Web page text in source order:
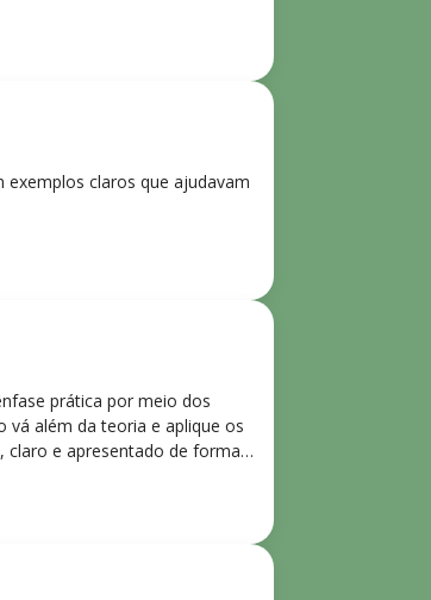
claros que ajudavam
prática por meio dos
vá além da teoria e aplique os
claro e apresentado de forma